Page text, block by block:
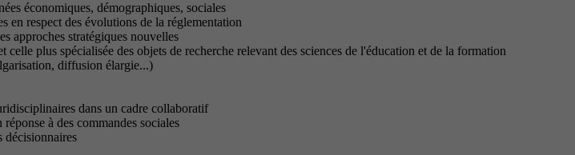
économiques, démographiques, sociales
en respect des évolutions de la réglementation
approches stratégiques nouvelles
plus spécialisée des objets de recherche relevant des sciences de l'éducation et de la formation
diffusion élargie...)
dans un cadre collaboratif
à des commandes sociales
décisionnaires